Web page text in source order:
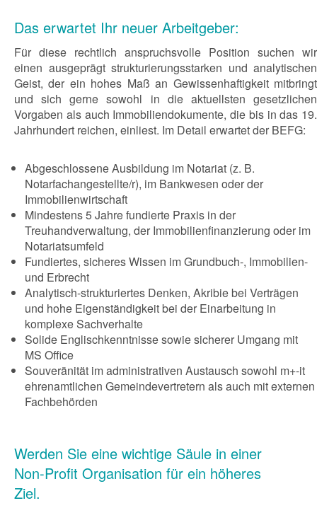
Das erwartet Ihr neuer Arbeitgeber:
Für diese rechtlich anspruchsvolle Position suchen wir
einen ausgeprägt strukturierungsstarken und analytischen
Geist, der ein hohes Maß an Gewissenhaftigkeit mitbringt
und sich gerne sowohl in die aktuellsten gesetzlichen
Vorgaben als auch Immobiliendokumente, die bis in das 19.
Jahrhundert reichen, einliest. Im Detail erwartet der BEFG:
Abgeschlossene Ausbildung im Notariat (z. B.
Notarfachangestellte/r), im Bankwesen oder der
Immobilienwirtschaft
Mindestens 5 Jahre fundierte Praxis in der
Treuhandverwaltung, der Immobilienfinanzierung oder im
Notariatsumfeld
Fundiertes, sicheres Wissen im Grundbuch-, Immobilien-
und Erbrecht
Analytisch-strukturiertes Denken, Akribie bei Verträgen
und hohe Eigenständigkeit bei der Einarbeitung in
komplexe Sachverhalte
Solide Englischkenntnisse sowie sicherer Umgang mit
MS Office
Souveränität im administrativen Austausch sowohl m+-it
ehrenamtlichen Gemeindevertretern als auch mit externen
Fachbehörden
Werden Sie eine wichtige Säule in einer
Non-Profit Organisation für ein höheres
Ziel.